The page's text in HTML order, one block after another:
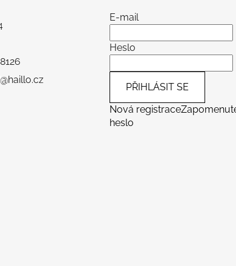
E-mail
Heslo
PŘIHLÁSIT SE
Nová registrace
heslo